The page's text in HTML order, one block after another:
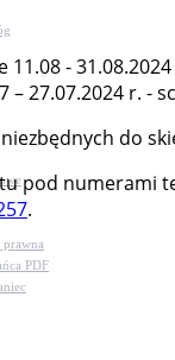
prawna
PDF
11.08 -
– 27.07.2024 r. -
do
pod numerami
.